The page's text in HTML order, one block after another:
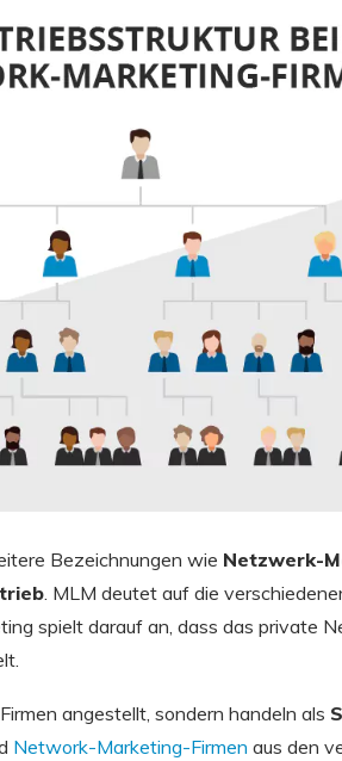
Bezeichnungen wie Netzwerk-
. MLM deutet auf die
spielt darauf an, dass das private
angestellt, sondern handeln als
Network-Marketing-Firmen aus den